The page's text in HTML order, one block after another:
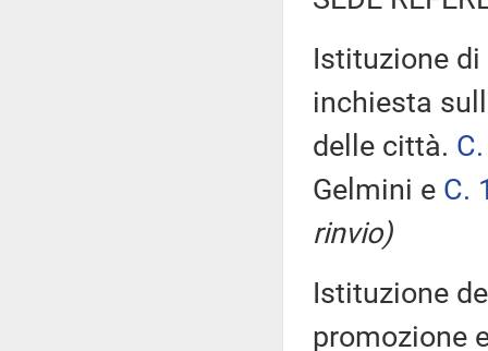
Istituzione
inchiesta
delle città.
Gelmini e C.
rinvio)
Istituzione
promozione